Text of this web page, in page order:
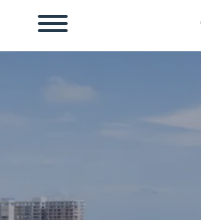
cita